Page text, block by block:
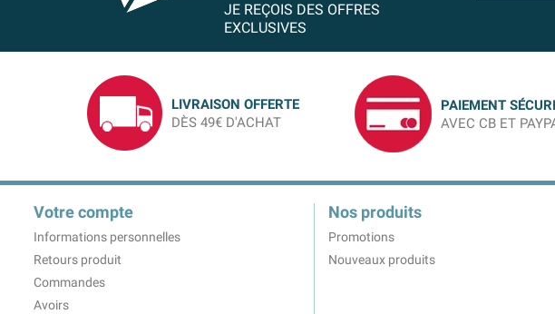
JE REÇOIS DES OFFRES
EXCLUSIVES
LIVRAISON OFFERTE
DÈS 49€ D'ACHAT
PAIEMENT
AVEC CB ET
Votre compte
Informations personnelles
Retours produit
Commandes
Avoirs
Nos produits
Promotions
Nouveaux produits